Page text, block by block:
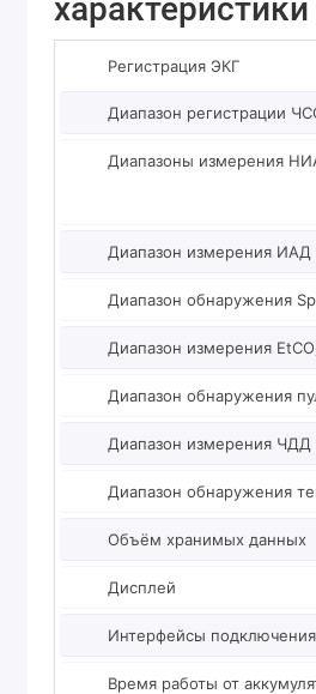
характеристики
Регистрация ЭКГ
Диапазон регистрации
Диапазоны измерения
Диапазон измерения ИАД
Диапазон обнаружения
Диапазон измерения EtCO
Диапазон обнаружения
Диапазон измерения ЧДД
Диапазон обнаружения
Объём хранимых данных
Дисплей
Интерфейсы подключения
Время работы от